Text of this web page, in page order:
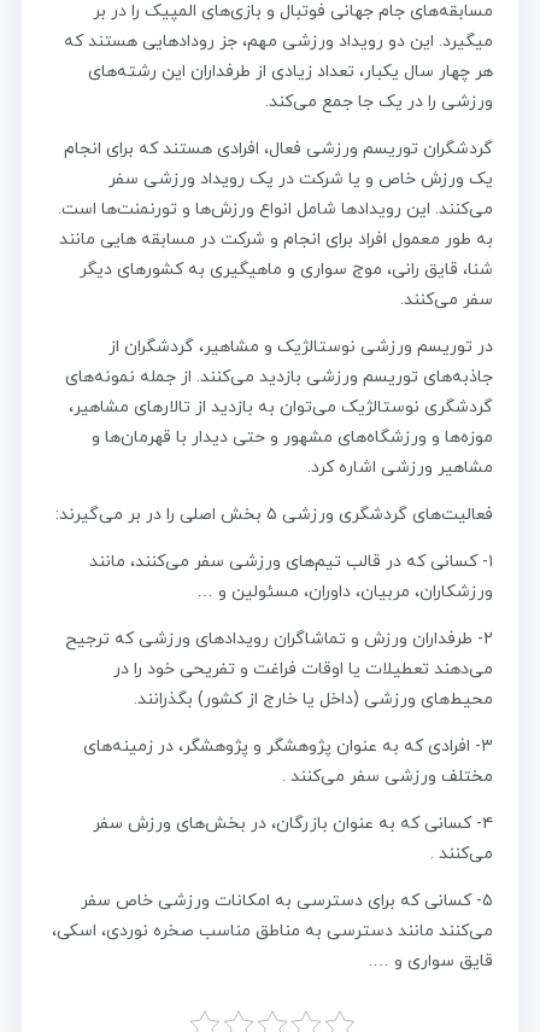
مسابقه‌های جام جهانی فوتبال و بازی‌های المپیک را در بر
میگیرد. این دو رویداد ورزشی مهم، جز رودادهایی هستند که
هر چهار سال یکبار، تعداد زیادی از طرفداران این رشته‌های
ورزشی را در یک جا جمع می‌کند.
گردشگران توریسم ورزشی فعال، افرادی هستند که برای انجام
یک ورزش خاص و یا شرکت در یک رویداد ورزشی سفر
می‌کنند. این رویدادها شامل انواع ورزش‌ها و تورنمنت‌ها است.
به طور معمول افراد برای انجام و شرکت در مسابقه هایی مانند
شنا، قایق رانی، موج سواری و ماهیگیری به کشورهای دیگر
سفر می‌کنند.
در توریسم ورزشی نوستالژیک و مشاهیر، گردشگران از
جاذبه‌های توریسم ورزشی بازدید می‌کنند. از جمله نمونه‌های
گردشگری نوستالژیک می‌توان به بازدید از تالارهای مشاهیر،
موزه‌ها و ورزشگاه‌های مشهور و حتی دیدار با قهرمان‌ها و
مشاهیر ورزشی اشاره کرد.
فعالیت‌های گردشگری ورزشی ۵ بخش اصلی را در بر می‌گیرند:
۱- کسانی که در قالب تیم‌های ورزشی سفر می‌کنند، مانند
ورزشکاران، مربیان، داوران، مسئولین و …
۲- طرفداران ورزش و تماشاگران رویداد‌های ورزشی که ترجیح
می‌دهند تعطیلات یا اوقات فراغت و تفریحی خود را در
محیط‌های ورزشی (داخل یا خارج از کشور) بگذرانند.
۳- افرادی که به عنوان پژوهشگر و پژوهشگر، در زمینه‌های
مختلف ورزشی سفر می‌کنند .
۴- کسانی که به عنوان بازرگان، در بخش‌های ورزش سفر
می‌کنند .
۵- کسانی که برای دسترسی به امکانات ورزشی خاص سفر
می‌کنند مانند دسترسی به مناطق مناسب صخره نوردی، اسکی،
قایق سواری و ….